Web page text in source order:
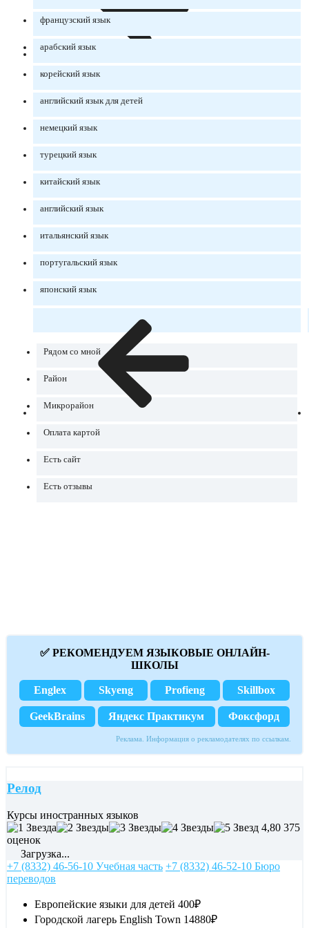
французский язык
арабский язык
корейский язык
английский язык для детей
немецкий язык
турецкий язык
китайский язык
английский язык
итальянский язык
португальский язык
японский язык
Рядом со мной
Район
Микрорайон
Оплата картой
Есть сайт
Есть отзывы
✅ РЕКОМЕНДУЕМ ЯЗЫКОВЫЕ ОНЛАЙН-
ШКОЛЫ
Englex Skyeng Profieng Skillbox
GeekBrains Яндекс Практикум Фоксфорд
Реклама. Информация о рекламодателях по ссылкам.
Релод
Курсы иностранных языков
4,80 375
оценок
Загрузка...
+7 (8332) 46-56-10 Учебная часть +7 (8332) 46-52-10 Бюро
переводов
Европейские языки для детей 400₽
Городской лагерь English Town 14880₽